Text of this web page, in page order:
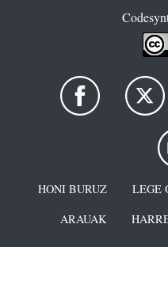
HONI BURUZ LEGE
ARAUAK